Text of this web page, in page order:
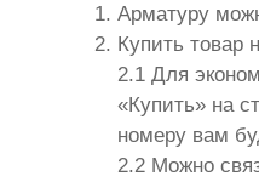
Арматуру
Купить товар
2.1 Для
«Купить» на
номеру вам
2.2 Можно